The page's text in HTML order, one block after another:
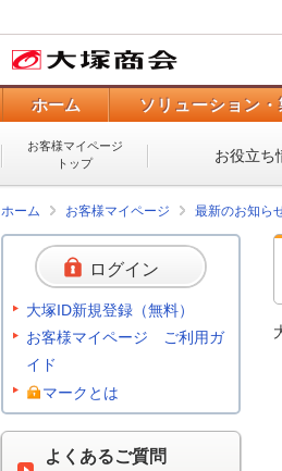
ホーム ソリューション・
お客様マイページ
トップ
お役立ち
ホーム お客様マイページ 最新のお知ら
ログイン
大塚ID新規登録（無料）
お客様マイページ ご利用ガ
イド
マークとは
よくあるご質問